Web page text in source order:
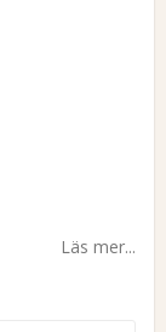
Läs mer...